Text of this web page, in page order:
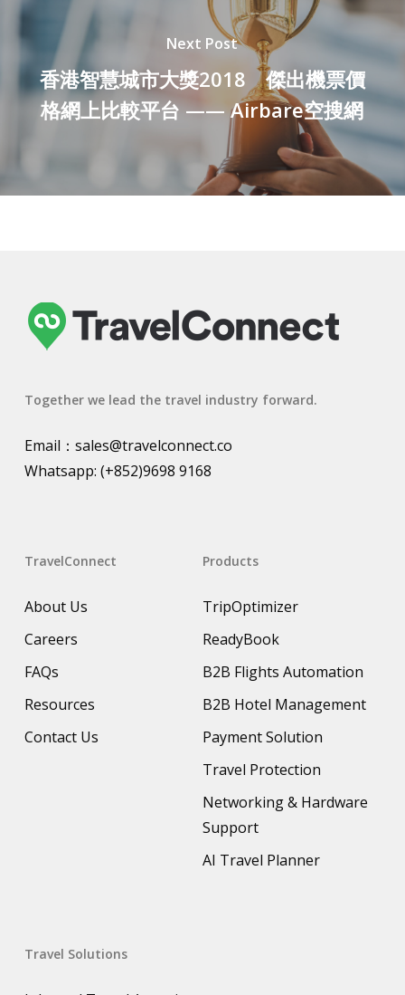
Next Post
香港智慧城市大獎2018 傑出機票價
格網上比較平台 —— Airbare空搜網
Together we lead the travel industry forward.
Email： sales@travelconnect.co
Whatsapp: (+852)9698 9168
TravelConnect
About Us
Careers
FAQs
Resources
Contact Us
Products
TripOptimizer
ReadyBook
B2B Flights Automation
B2B Hotel Management
Payment Solution
Travel Protection
Networking & Hardware
Support
AI Travel Planner
Travel Solutions